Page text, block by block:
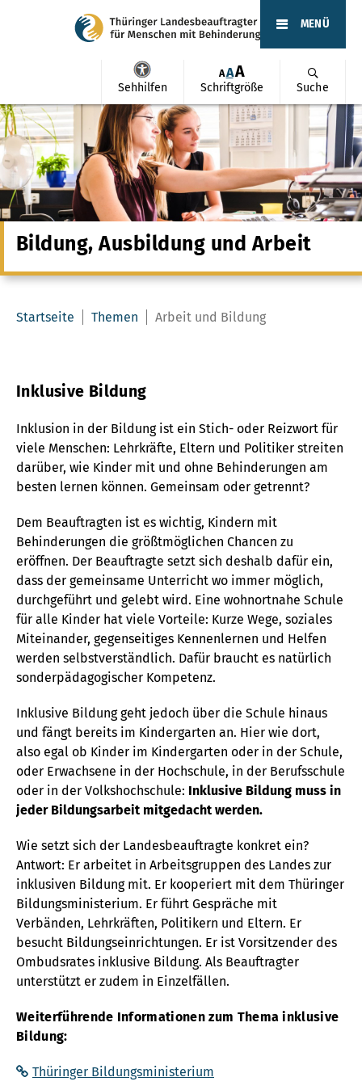
Sehhilfen
AAA
Schriftgröße Suche
MENÜ
Bildung, Ausbildung und Arbeit
Startseite Themen Arbeit und Bildung
Inklusive Bildung
Inklusion in der Bildung ist ein Stich- oder Reizwort für
viele Menschen: Lehrkräfte, Eltern und Politiker streiten
darüber, wie Kinder mit und ohne Behinderungen am
besten lernen können. Gemeinsam oder getrennt?
Dem Beauftragten ist es wichtig, Kindern mit
Behinderungen die größtmöglichen Chancen zu
eröffnen. Der Beauftragte setzt sich deshalb dafür ein,
dass der gemeinsame Unterricht wo immer möglich,
durchgeführt und gelebt wird. Eine wohnortnahe Schule
für alle Kinder hat viele Vorteile: Kurze Wege, soziales
Miteinander, gegenseitiges Kennenlernen und Helfen
werden selbstverständlich. Dafür braucht es natürlich
sonderpädagogischer Kompetenz.
Inklusive Bildung geht jedoch über die Schule hinaus
und fängt bereits im Kindergarten an. Hier wie dort,
also egal ob Kinder im Kindergarten oder in der Schule,
oder Erwachsene in der Hochschule, in der Berufsschule
oder in der Volkshochschule: Inklusive Bildung muss in
jeder Bildungsarbeit mitgedacht werden.
Wie setzt sich der Landesbeauftragte konkret ein?
Antwort: Er arbeitet in Arbeitsgruppen des Landes zur
inklusiven Bildung mit. Er kooperiert mit dem Thüringer
Bildungsministerium. Er führt Gespräche mit
Verbänden, Lehrkräften, Politikern und Eltern. Er
besucht Bildungseinrichtungen. Er ist Vorsitzender des
Ombudsrates inklusive Bildung. Als Beauftragter
unterstützt er zudem in Einzelfällen.
Weiterführende Informationen zum Thema inklusive
Bildung:
Thüringer Bildungsministerium